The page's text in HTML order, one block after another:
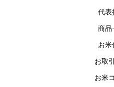
代表
商品
お米
お取
お米
みやぎ米屋 スタッフAI